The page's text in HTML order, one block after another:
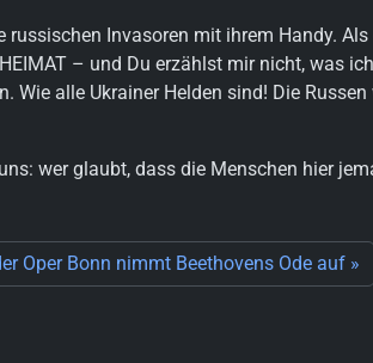
Invasoren mit ihrem Handy.
– und Du erzählst mir nicht, was
alle Ukrainer Helden sind! Die
wer glaubt, dass die Menschen hier
Oper Bonn nimmt Beethovens Ode auf